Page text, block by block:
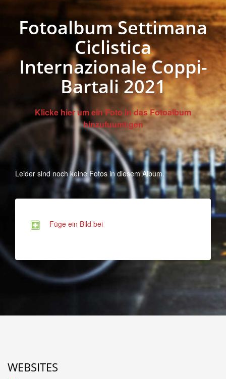
Fotoalbum Settimana
Ciclistica
Internazionale Coppi-
Bartali 2021
Klicke hier um ein Foto in das Fotoalbum
hinzufuuml;gen
Leider sind noch keine Fotos in diesem Album.
Füge ein Bild bei
WEBSITES